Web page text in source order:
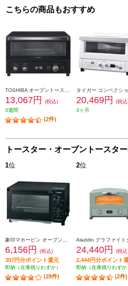
こちらの商品もおすすめ
13,067円
(税込)
3週間
(2件)
20,469円
(税
3ヶ月
トースター・オーブントースタ
1位
6,156円 (税込)
307円分ポイント還元
即納（在庫残りわずか）
(28件)
2位
24,440円 (税
2,444円分ポイント
即納（在庫残りわずか
(2件)